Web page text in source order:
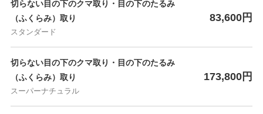
切らない目の下のクマ取り・目の下のたるみ
（ふくらみ）取り
スタンダード
83,600円
切らない目の下のクマ取り・目の下のたるみ
（ふくらみ）取り
スーパーナチュラル
173,800円